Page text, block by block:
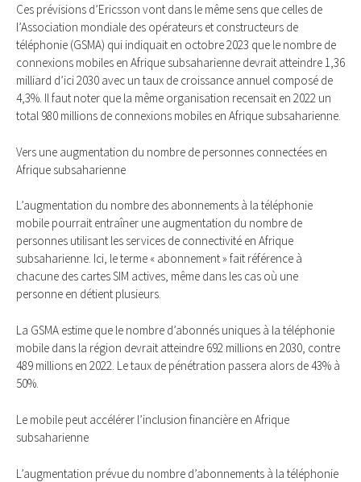
Ces prévisions d’Ericsson vont dans le même sens que celles de
l’Association mondiale des opérateurs et constructeurs de
téléphonie (GSMA) qui indiquait en octobre 2023 que le nombre de
connexions mobiles en Afrique subsaharienne devrait atteindre 1,36
milliard d’ici 2030 avec un taux de croissance annuel composé de
4,3%. Il faut noter que la même organisation recensait en 2022 un
total 980 millions de connexions mobiles en Afrique subsaharienne.
Vers une augmentation du nombre de personnes connectées en
Afrique subsaharienne
L’augmentation du nombre des abonnements à la téléphonie
mobile pourrait entraîner une augmentation du nombre de
personnes utilisant les services de connectivité en Afrique
subsaharienne. Ici, le terme « abonnement » fait référence à
chacune des cartes SIM actives, même dans les cas où une
personne en détient plusieurs.
La GSMA estime que le nombre d’abonnés uniques à la téléphonie
mobile dans la région devrait atteindre 692 millions en 2030, contre
489 millions en 2022. Le taux de pénétration passera alors de 43% à
50%.
Le mobile peut accélérer l’inclusion financière en Afrique
subsaharienne
L’augmentation prévue du nombre d’abonnements à la téléphonie